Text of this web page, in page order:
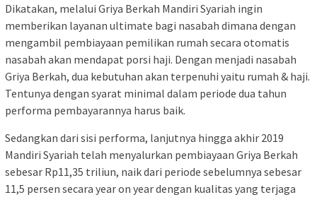
Dikatakan, melalui Griya Berkah Mandiri Syariah ingin
memberikan layanan ultimate bagi nasabah dimana dengan
mengambil pembiayaan pemilikan rumah secara otomatis
nasabah akan mendapat porsi haji. Dengan menjadi nasabah
Griya Berkah, dua kebutuhan akan terpenuhi yaitu rumah & haji.
Tentunya dengan syarat minimal dalam periode dua tahun
performa pembayarannya harus baik.
Sedangkan dari sisi performa, lanjutnya hingga akhir 2019
Mandiri Syariah telah menyalurkan pembiayaan Griya Berkah
sebesar Rp11,35 triliun, naik dari periode sebelumnya sebesar
11,5 persen secara year on year dengan kualitas yang terjaga